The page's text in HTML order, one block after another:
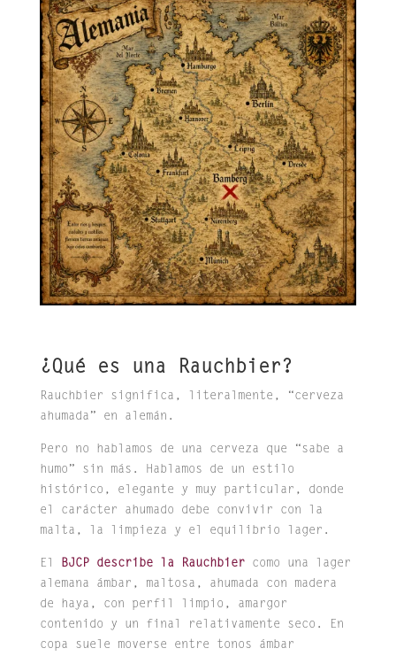
¿Qué es una Rauchbier?
Rauchbier significa, literalmente, “cerveza
ahumada” en alemán.
Pero no hablamos de una cerveza que “sabe a
humo” sin más. Hablamos de un estilo
histórico, elegante y muy particular, donde
el carácter ahumado debe convivir con la
malta, la limpieza y el equilibrio lager.
El BJCP describe la Rauchbiercomo una lager
alemana ámbar, maltosa, ahumada con madera
de haya, con perfil limpio, amargor
contenido y un final relativamente seco. En
copa suele moverse entre tonos ámbar